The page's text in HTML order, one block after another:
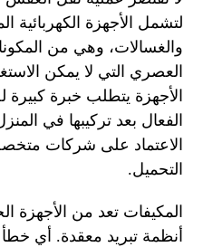
لتشمل الأجهزة الكهربائية
والغسالات، وهي من
العصري التي لا يمكن
الأجهزة يتطلب خبرة كبيرة
الفعال بعد تركيبها في
الاعتماد على شركات
التحميل.
المكيفات تعد من الأجهزة
أنظمة تبريد معقدة. أي خطأ